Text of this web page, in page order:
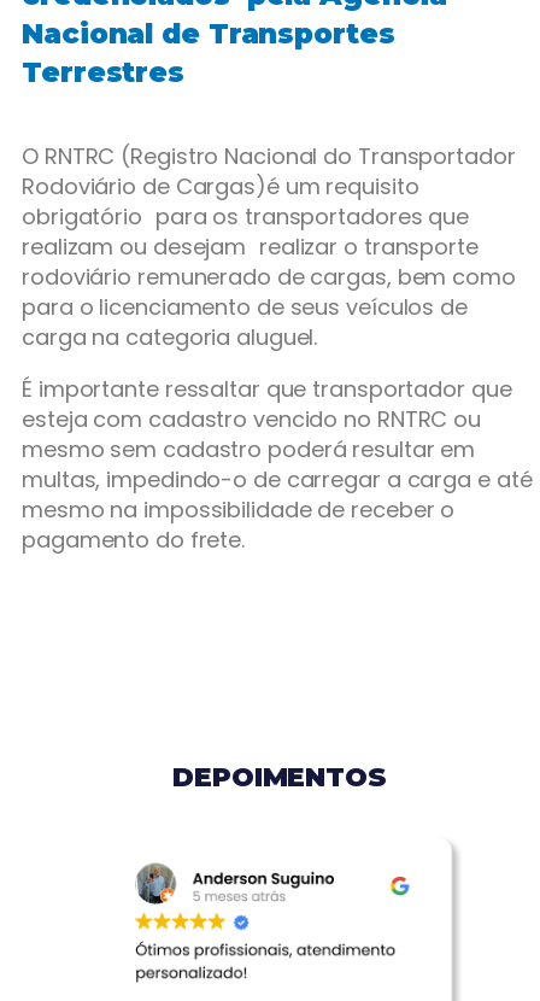
Nacional de Transportes
Terrestres
O RNTRC (Registro Nacional do Transportador
Rodoviário de Cargas)é um requisito
obrigatório para os transportadores que
realizam ou desejam realizar o transporte
rodoviário remunerado de cargas, bem como
para o licenciamento de seus veículos de
carga na categoria aluguel.
É importante ressaltar que transportador que
esteja com cadastro vencido no RNTRC ou
mesmo sem cadastro poderá resultar em
multas, impedindo-o de carregar a carga e até
mesmo na impossibilidade de receber o
pagamento do frete.
DEPOIMENTOS